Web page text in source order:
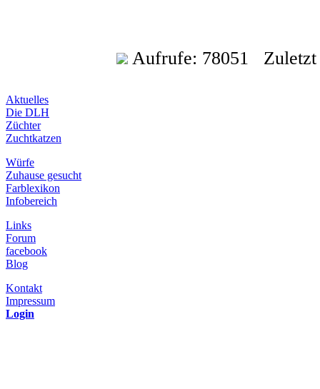
Aufrufe: 78051 Zuletzt
Aktuelles
Die DLH
Züchter
Zuchtkatzen
Würfe
Zuhause gesucht
Farblexikon
Infobereich
Links
Forum
facebook
Blog
Kontakt
Impressum
Login